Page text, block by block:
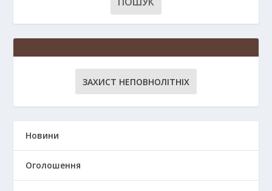
ЗАХИСТ НЕПОВНОЛІТНІХ
Новини
Оголошення